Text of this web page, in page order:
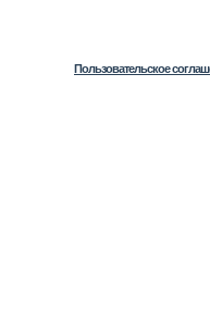
Пользовательское